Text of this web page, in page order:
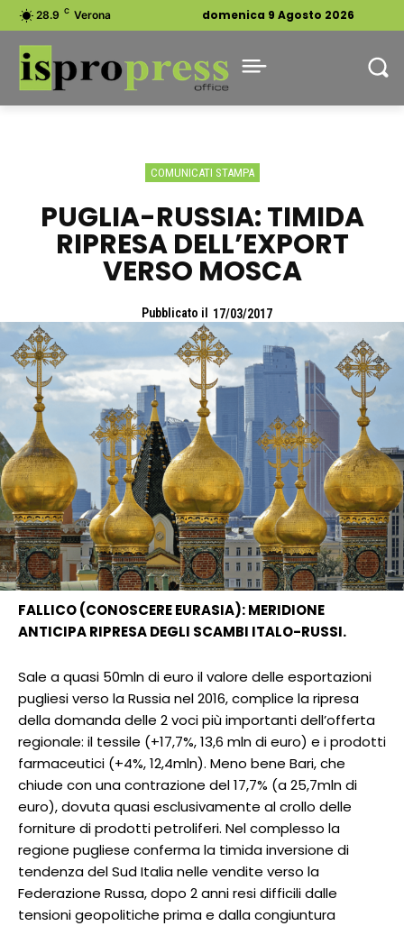
28.9 C Verona domenica 9 Agosto 2026
COMUNICATI STAMPA
PUGLIA-RUSSIA: TIMIDA
RIPRESA DELL’EXPORT
VERSO MOSCA
Pubblicato il 17/03/2017
FALLICO (CONOSCERE EURASIA): MERIDIONE
ANTICIPA RIPRESA DEGLI SCAMBI ITALO-RUSSI.
Sale a quasi 50mln di euro il valore delle esportazioni
pugliesi verso la Russia nel 2016, complice la ripresa
della domanda delle 2 voci più importanti dell’offerta
regionale: il tessile (+17,7%, 13,6 mln di euro) e i prodotti
farmaceutici (+4%, 12,4mln). Meno bene Bari, che
chiude con una contrazione del 17,7% (a 25,7mln di
euro), dovuta quasi esclusivamente al crollo delle
forniture di prodotti petroliferi. Nel complesso la
regione pugliese conferma la timida inversione di
tendenza del Sud Italia nelle vendite verso la
Federazione Russa, dopo 2 anni resi difficili dalle
tensioni geopolitiche prima e dalla congiuntura